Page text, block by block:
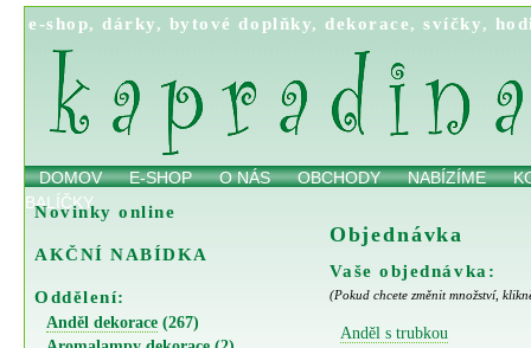
e-shop,dárky, bytové doplňky,dekorace,svíčky,
DOMOV E-SHOP O NÁS OBCHODY NABÍZÍME
BALÍČKY
Novinky online
AKČNÍ NABÍDKA
Oddělení:
Anděl dekorace (267)
Objednávka
Vaše objednávka:
(Pokud chcete změnit množství,
Anděl s trubkou